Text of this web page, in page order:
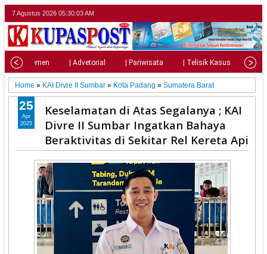
7 Agustus 2026 05:30:05 AM
| Parlemen | Advetorial | Pariwisata | Telisik Kasus |
Home » KAI Divre II Sumbar » Kota Padang »Sumatera Barat
Keselamatan di Atas Segalanya ; KAI
Divre II Sumbar Ingatkan Bahaya
Beraktivitas di Sekitar Rel Kereta Api
25
Apr
2025